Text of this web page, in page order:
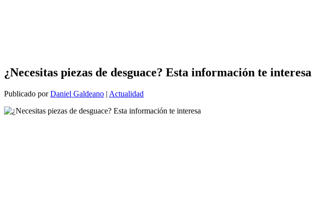
¿Necesitas piezas de desguace? Esta información te interesa
Publicado porDaniel Galdeano | Actualidad